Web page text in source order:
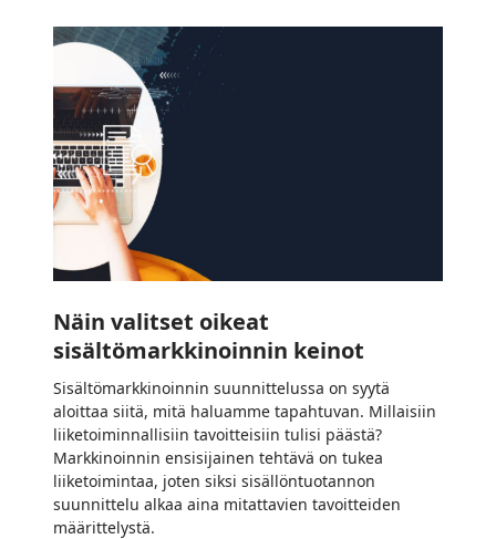
Näin
oikeat
sisältömarkkinoinnin
keinot
Näin valitset oikeat
sisältömarkkinoinnin keinot
Sisältömarkkinoinnin suunnittelussa on syytä
aloittaa siitä, mitä haluamme tapahtuvan. Millaisiin
liiketoiminnallisiin tavoitteisiin tulisi päästä?
Markkinoinnin ensisijainen tehtävä on tukea
liiketoimintaa, joten siksi sisällöntuotannon
suunnittelu alkaa aina mitattavien tavoitteiden
määrittelystä.